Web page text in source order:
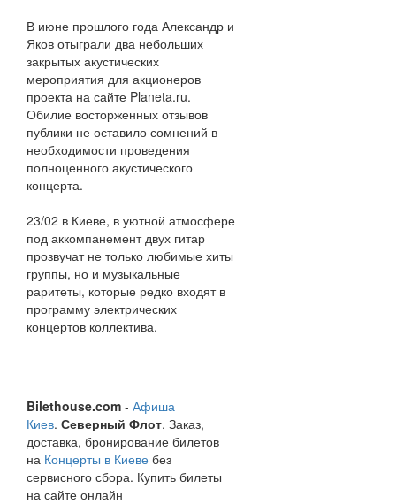
В июне прошлого года Александр и
Яков отыграли два небольших
закрытых акустических
мероприятия для акционеров
проекта на сайте Planeta.ru.
Обилие восторженных отзывов
публики не оставило сомнений в
необходимости проведения
полноценного акустического
концерта.
23/02 в Киеве, в уютной атмосфере
под аккомпанемент двух гитар
прозвучат не только любимые хиты
группы, но и музыкальные
раритеты, которые редко входят в
программу электрических
концертов коллектива.
Bilethouse.com - Афиша
Киев. Северный Флот. Заказ,
доставка, бронирование билетов
на Концерты в Киеве без
сервисного сбора. Купить билеты
на сайте онлайн